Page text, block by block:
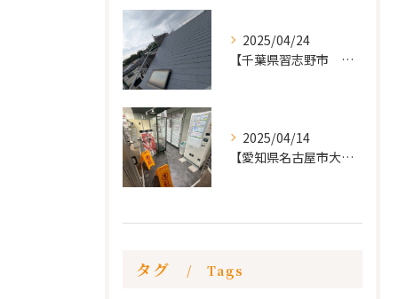
2025/04/24
【千葉県習志野市 戸建て 屋根の葺き替え工事】
2025/04/14
【愛知県名古屋市大須 カードショップ屋のリノベーション
タグ Tags